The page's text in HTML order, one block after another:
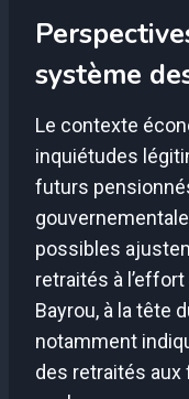
système
Le contexte
inquiétudes
futurs
possibles
retraités à
Bayrou, à la tête
notamment
des retraités aux